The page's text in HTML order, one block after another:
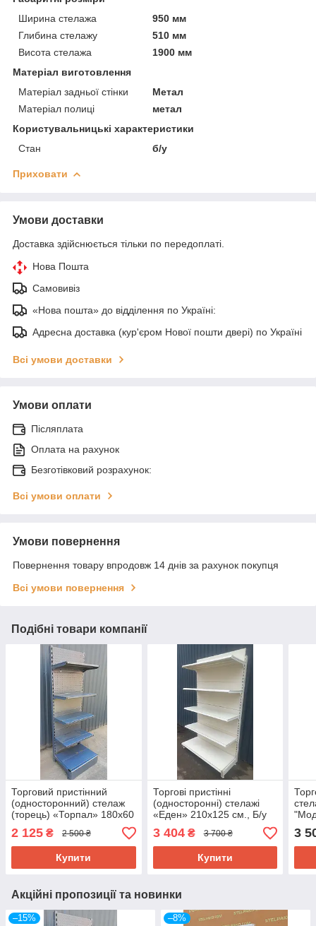
Ширина стелажа
950 мм
Глибина стелажу
510 мм
Висота стелажа
1900 мм
Матеріал виготовлення
Матеріал задньої стінки
Метал
Матеріал полиці
метал
Користувальницькі характеристики
Стан
б/у
Приховати
Умови доставки
Доставка здійснюється тільки по передоплаті.
Нова Пошта
Самовивіз
«Нова пошта» до відділення по Україні:
Адресна доставка (кур'єром Нової пошти двері) по Україні
Всі умови доставки
Умови оплати
Післяплата
Оплата на рахунок
Безготівковий розрахунок:
Всі умови оплати
Умови повернення
Повернення товару впродовж 14 днів за рахунок покупця
Всі умови повернення
Подібні товари компанії
Торговий пристінний
(односторонний) стелаж
(торець) «Торпал» 180х60
см., RAL-7024, Б/у
2 125 ₴ 2 500 ₴
Купити
Торгові пристінні
(односторонні) стелажі
«Еден» 210х125 см., Б/у
3 404₴ 3 700 ₴
Купити
см.,
у
3
Акційні пропозиції та новинки
–15% –8%